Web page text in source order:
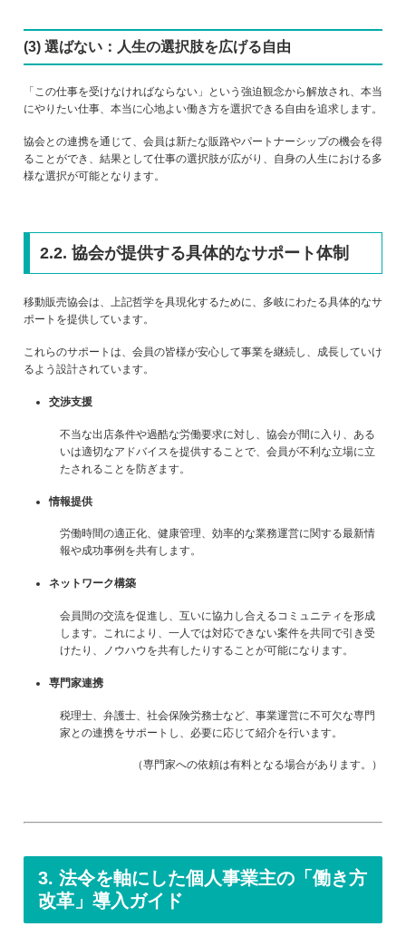
(3) 選ばない：人生の選択肢を広げる自由
「この仕事を受けなければならない」という強迫観念から解放され、本当
にやりたい仕事、本当に心地よい働き方を選択できる自由を追求します。
協会との連携を通じて、会員は新たな販路やパートナーシップの機会を得
ることができ、結果として仕事の選択肢が広がり、自身の人生における多
様な選択が可能となります。
2.2. 協会が提供する具体的なサポート体制
移動販売協会は、上記哲学を具現化するために、多岐にわたる具体的なサ
ポートを提供しています。
これらのサポートは、会員の皆様が安心して事業を継続し、成長していけ
るよう設計されています。
交渉支援
不当な出店条件や過酷な労働要求に対し、協会が間に入り、ある
いは適切なアドバイスを提供することで、会員が不利な立場に立
たされることを防ぎます。
情報提供
労働時間の適正化、健康管理、効率的な業務運営に関する最新情
報や成功事例を共有します。
ネットワーク構築
会員間の交流を促進し、互いに協力し合えるコミュニティを形成
します。これにより、一人では対応できない案件を共同で引き受
けたり、ノウハウを共有したりすることが可能になります。
専門家連携
税理士、弁護士、社会保険労務士など、事業運営に不可欠な専門
家との連携をサポートし、必要に応じて紹介を行います。
（専門家への依頼は有料となる場合があります。）
3. 法令を軸にした個人事業主の「働き方
改革」導入ガイド